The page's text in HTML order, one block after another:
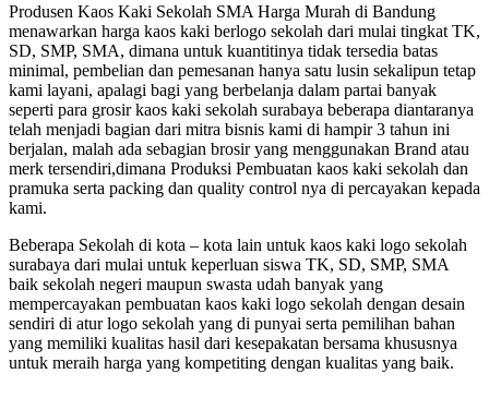
Produsen Kaos Kaki Sekolah SMA Harga Murah di Bandung
menawarkan harga kaos kaki berlogo sekolah dari mulai tingkat TK,
SD, SMP, SMA, dimana untuk kuantitinya tidak tersedia batas
minimal, pembelian dan pemesanan hanya satu lusin sekalipun tetap
kami layani, apalagi bagi yang berbelanja dalam partai banyak
seperti para grosir kaos kaki sekolah surabaya beberapa diantaranya
telah menjadi bagian dari mitra bisnis kami di hampir 3 tahun ini
berjalan, malah ada sebagian brosir yang menggunakan Brand atau
merk tersendiri,dimana Produksi Pembuatan kaos kaki sekolah dan
pramuka serta packing dan quality control nya di percayakan kepada
kami.
Beberapa Sekolah di kota – kota lain untuk kaos kaki logo sekolah
surabaya dari mulai untuk keperluan siswa TK, SD, SMP, SMA
baik sekolah negeri maupun swasta udah banyak yang
mempercayakan pembuatan kaos kaki logo sekolah dengan desain
sendiri di atur logo sekolah yang di punyai serta pemilihan bahan
yang memiliki kualitas hasil dari kesepakatan bersama khususnya
untuk meraih harga yang kompetiting dengan kualitas yang baik.